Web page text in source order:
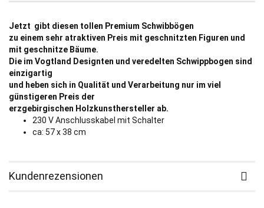
Jetzt gibt diesen tollen Premium Schwibbögen
zu einem sehr atraktiven Preis mit geschnitzten Figuren und
mit geschnitze Bäume.
Die im Vogtland Designten und veredelten Schwippbogen sind
einzigartig
und heben sich in Qualität und Verarbeitung nur im viel
günstigeren Preis der
erzgebirgischen Holzkunsthersteller ab.
230 V Anschlusskabel mit Schalter
ca: 57 x 38 cm
Kundenrezensionen